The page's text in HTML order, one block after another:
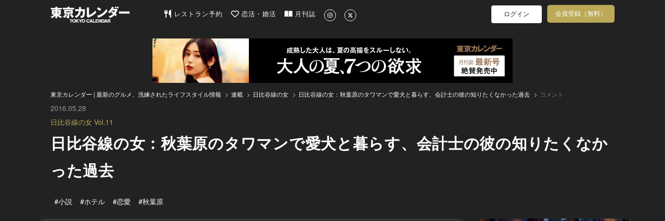
東京カレンダー | 最新のグルメ、洗練されたライフスタイル情報
レストラン予約 恋活・婚活 月刊誌 ログイン 会員登録（無料）
東京カレンダー | 最新のグルメ、洗練されたライフスタイル情報 連載 日比谷線の女 日比谷線の女：秋葉原のタワマンで愛犬と暮らす、会計士の彼の知りたくなかった過去 コメント
2016.05.28
日比谷線の女 Vol.11
日比谷線の女：秋葉原のタワマンで愛犬と暮らす、会計士の彼の知りたくなか
った過去
#小説 #ホテル #恋愛 #秋葉原